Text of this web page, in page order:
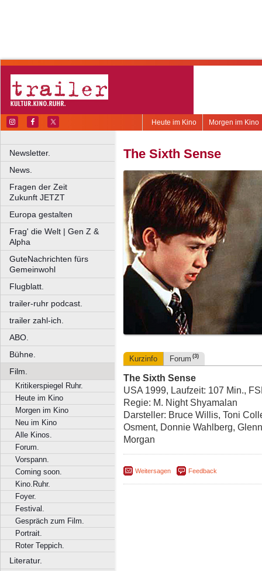
Morgen im Kino
Heute im Kino
Newsletter.
News.
Fragen der Zeit
Zukunft JETZT
Europa gestalten
Frag' die Welt | Gen Z &
Alpha
GuteNachrichten fürs
Gemeinwohl
Flugblatt.
trailer-ruhr podcast.
trailer zahl-ich.
ABO.
Bühne.
Film.
Kritikerspiegel Ruhr.
Heute im Kino
Morgen im Kino
Neu im Kino
Alle Kinos.
Forum.
Vorspann.
Coming soon.
Kino.Ruhr.
Foyer.
Festival.
Gespräch zum Film.
Portrait.
Roter Teppich.
Literatur.
The Sixth Sense
Kurzinfo Forum (3)
The Sixth Sense
USA 1999, Laufzeit: 107 Min.,
Regie: M. Night Shyamalan
Darsteller: Bruce Willis, Toni
Osment, Donnie Wahlberg,
Morgan
Weitersagen Feedback